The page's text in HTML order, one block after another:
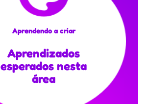
Aprendendo a criar
Aprendizados
esperados nesta
área